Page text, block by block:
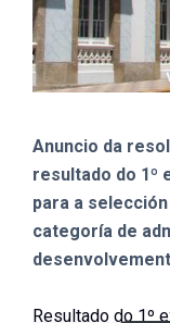
Anuncio da
resultado do 1º
para a
categoría de
Resultado do 1º